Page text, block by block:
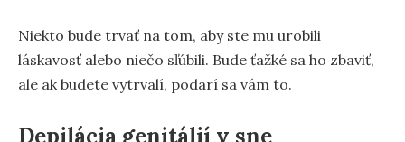
Niekto bude trvať na tom, aby ste mu urobili
láskavosť alebo niečo sľúbili. Bude ťažké sa ho zbaviť,
ale ak budete vytrvalí, podarí sa vám to.
Depilácia genitálií v sne